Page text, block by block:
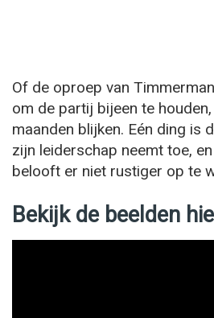
Of de oproep van
om de partij bijeen te
maanden blijken. Eén ding is
zijn leiderschap neemt toe,
belooft er niet rustiger op te
Bekijk de beelden